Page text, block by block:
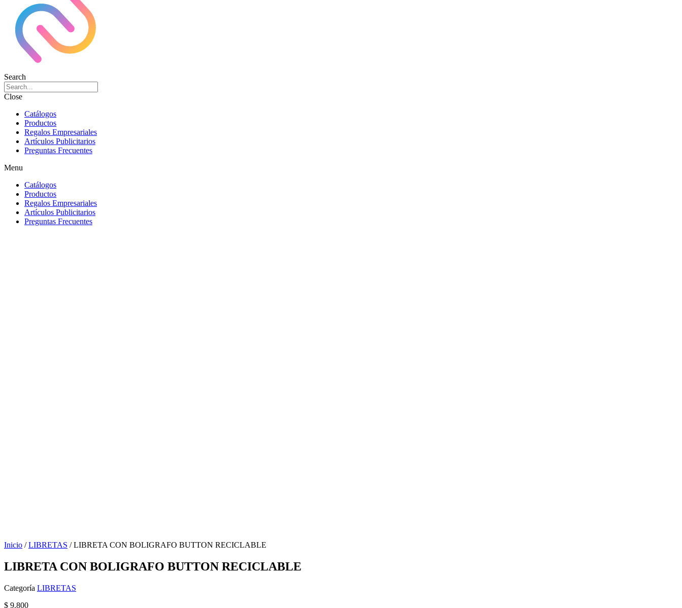
Search
Close
Catálogos
Productos
Regalos Empresariales
Artículos Publicitarios
Preguntas Frecuentes
Menu
Catálogos
Productos
Regalos Empresariales
Artículos Publicitarios
Preguntas Frecuentes
Inicio /LIBRETAS / LIBRETA CON BOLIGRAFO BUTTON RECICLABLE
LIBRETA CON BOLIGRAFO BUTTON RECICLABLE
Categoría LIBRETAS
$ 9.800